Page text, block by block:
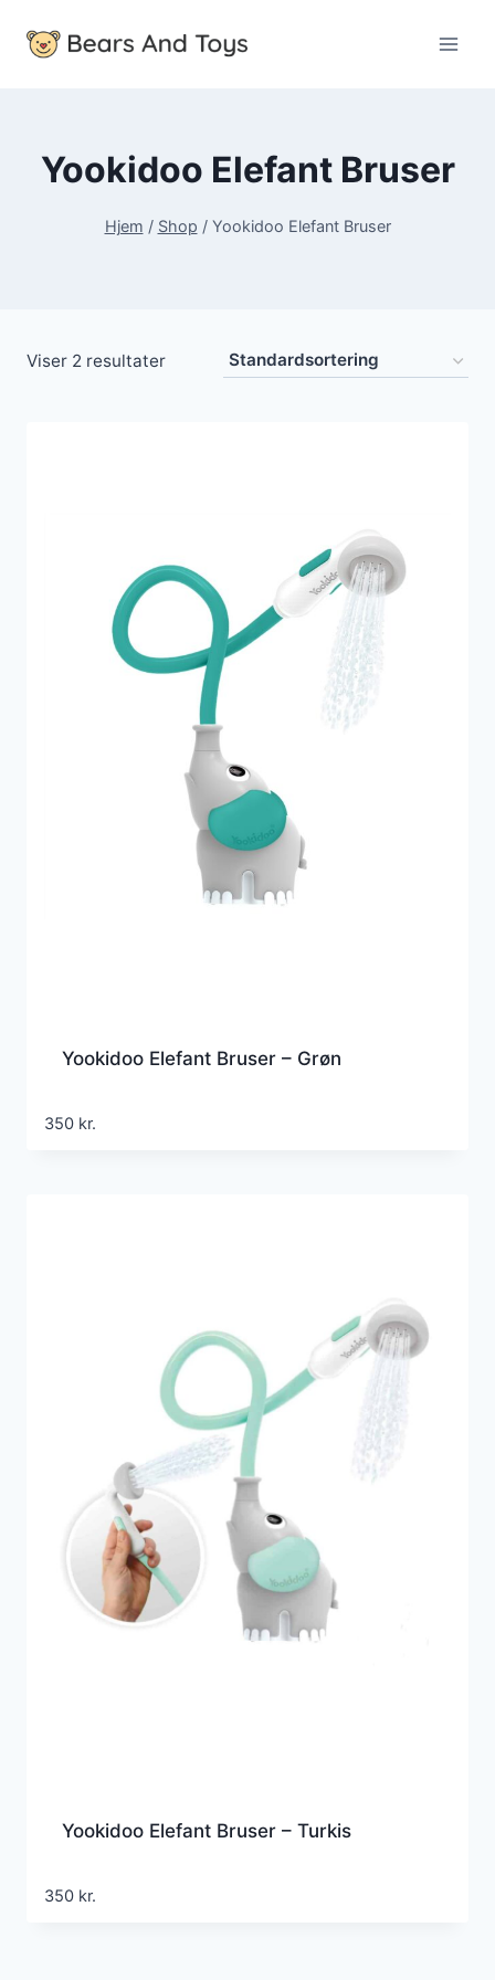
Yookidoo Elefant Bruser
Hjem / Shop / Yookidoo Elefant Bruser
Viser 2 resultater
Yookidoo Elefant Bruser – Grøn
350 kr.
Yookidoo Elefant Bruser – Turkis
350 kr.